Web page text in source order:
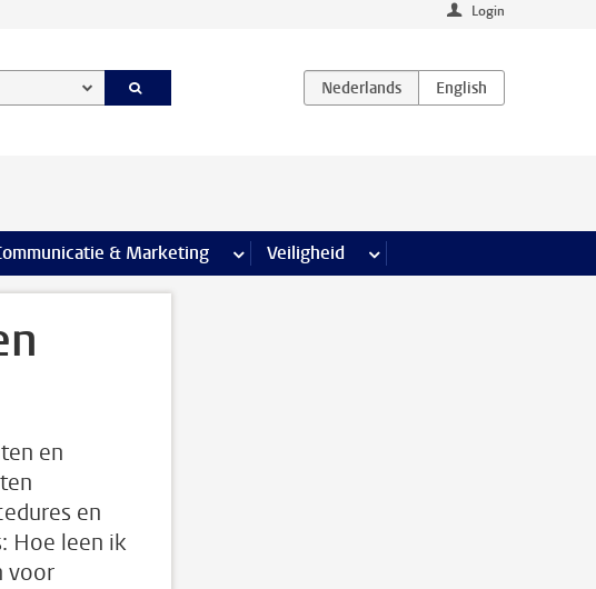
Login
pagina’s
& Marketing meer Communicatie & Marketing pagina’s
Veiligheid meer Veiligheid pagina’s
en
en
Hoe leen ik
voor